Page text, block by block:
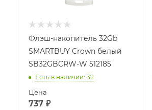
Флэш-накопитель 32Gb
SMARTBUY Crown белый
SB32GBCRW-W 512185
Есть в наличии: 32
Цена
737 ₽